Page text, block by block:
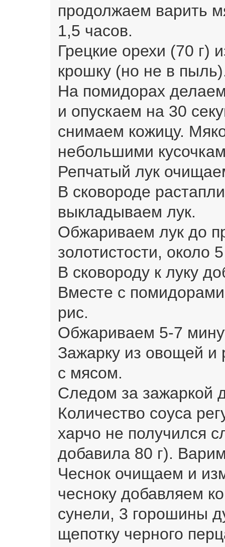
продолжаем варить
1,5 часов.
Грецкие орехи (70 г)
крошку (но не в
На помидорах
и опускаем на 30
снимаем кожицу.
небольшими
Репчатый лук
В сковороде
выкладываем лук.
Обжариваем лук до
золотистости, около
В сковороду к луку
Вместе с
рис.
Обжариваем 5-7
Зажарку из овощей и
с мясом.
Следом за зажаркой
Количество соуса
харчо не получился
добавила 80 г).
Чеснок очищаем и
чесноку добавляем
сунели, 3 горошины
щепотку черного